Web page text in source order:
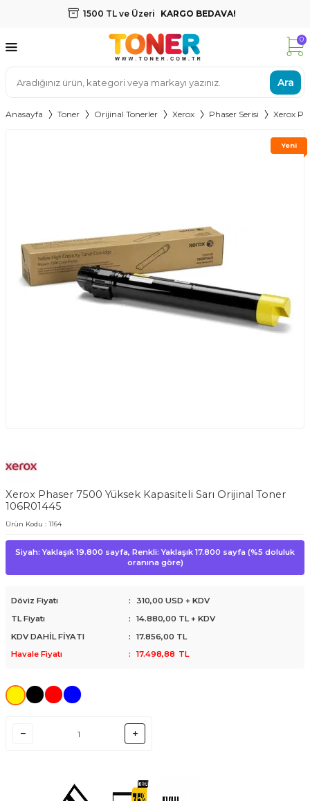
1500 TL ve Üzeri KARGO BEDAVA!
Ara
0
Anasayfa Toner Orijinal Tonerler Xerox Phaser Serisi Xerox
Yeni
Xerox Phaser 7500 Yüksek Kapasiteli Sarı Orijinal Toner
106R01445
Ürün Kodu : 1164
Siyah: Yaklaşık 19.800 sayfa, Renkli: Yaklaşık 17.800 sayfa (%5 doluluk
oranına göre)
Döviz Fiyatı :
310,00 USD + KDV
TL Fiyatı
: 14.880,00 TL + KDV
KDV DAHİL FİYATI
: 17.856,00 TL
Havale Fiyatı
: 17.498,88 TL